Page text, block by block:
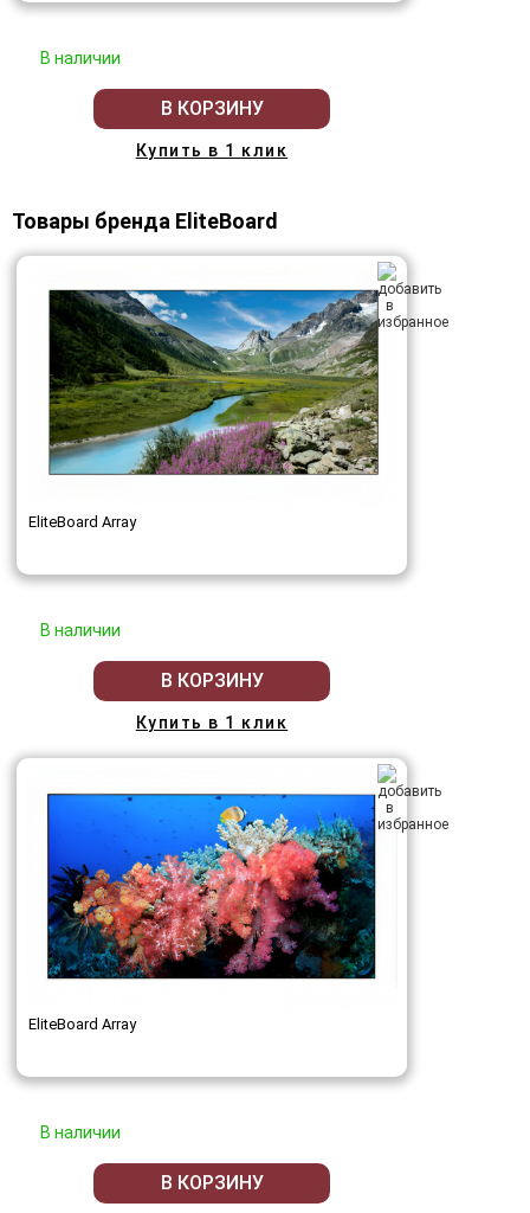
В наличии
В КОРЗИНУ
Купить в 1 клик
Товары бренда EliteBoard
EliteBoard Array
В наличии
В КОРЗИНУ
Купить в 1 клик
EliteBoard Array
В наличии
В КОРЗИНУ